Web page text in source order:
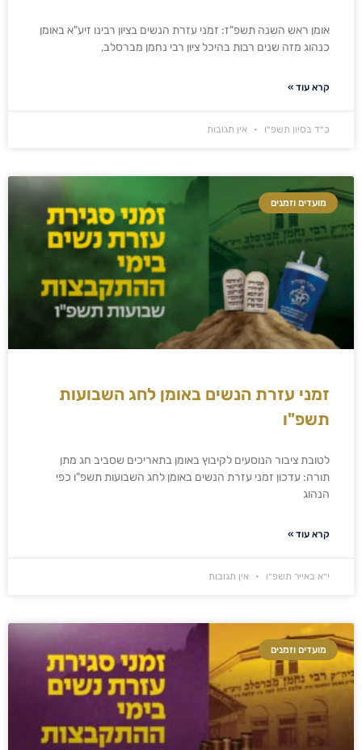
אומן ראש השנה תשפ"ז: זמני עזרת הנשים בציון רבינו זיע"א באומן
כנהוג מזה שנים רבות בהיכל ציון רבי נחמן מברסלב,
קרא עוד »
כ״ד בסיון תשפ״ו אין תגובות
מועדים וזמנים
זמני עזרת הנשים באומן לחג השבועות
תשפ"ו
לטובת ציבור הנוסעים לקיבוץ באומן בתאריכים שסביב חג מתן
תורה: עדכון זמני עזרת הנשים באומן לחג השבועות תשפ"ו כפי
הנהוג
קרא עוד »
י״א באייר תשפ״ו אין תגובות
מועדים וזמנים